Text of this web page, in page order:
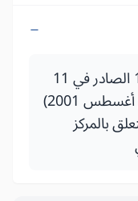
الظهير الشريف رقم 1.01.170 الصادر في 11
من جمادى الأولى 1422 (فاتح أغسطس 2001)
رقم 80.00 المتعلق بالمركز